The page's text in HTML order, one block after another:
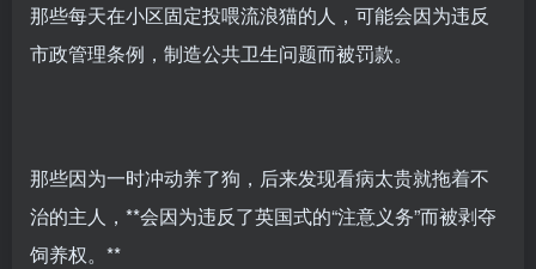
那些每天在小区固定投喂流浪猫的人，可能会因为违反
市政管理条例，制造公共卫生问题而被罚款。
那些因为一时冲动养了狗，后来发现看病太贵就拖着不
治的主人，**会因为违反了英国式的“注意义务”而被剥夺
饲养权。**